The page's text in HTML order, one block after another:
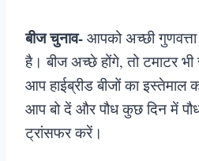
बीज चुनाव- आपको अच्छी
है। बीज अच्छे होंगे, तो टमाटर
आप हाईब्रीड बीजों का
आप बो दें और पौध कुछ दिन में पौध
ट्रांसफर करें।